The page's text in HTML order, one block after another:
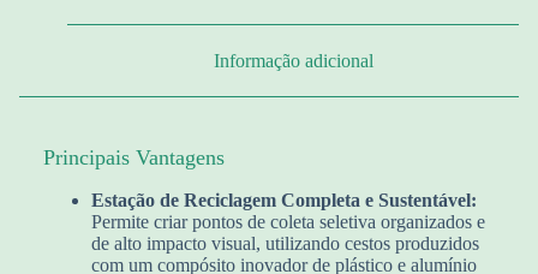
Informação adicional
Principais Vantagens
Estação de Reciclagem Completa e Sustentável:
Permite criar pontos de coleta seletiva organizados e
de alto impacto visual, utilizando cestos produzidos
com um compósito inovador de plástico e alumínio